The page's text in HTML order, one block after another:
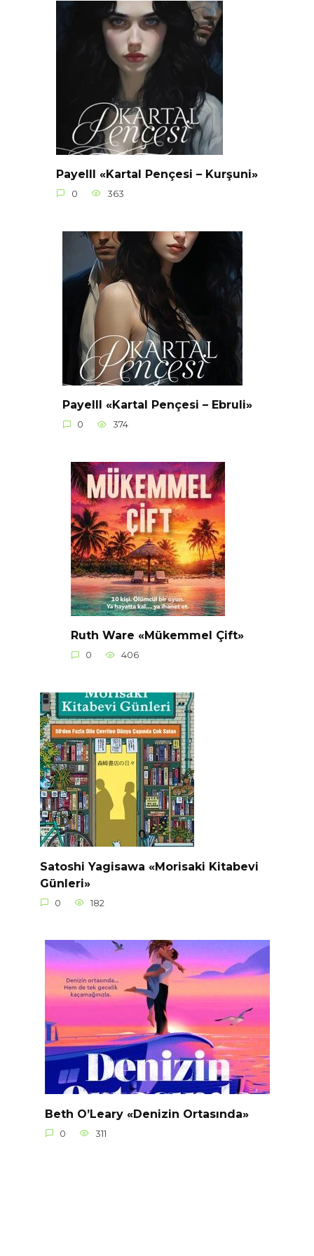
Payelll «Kartal Pençesi – Kurşuni»
0 363
Payelll «Kartal Pençesi – Ebruli»
0 374
Ruth Ware «Mükemmel Çift»
0 406
Satoshi Yagisawa «Morisaki Kitabevi
Günleri»
0 182
Beth O’Leary «Denizin Ortasında»
0 311